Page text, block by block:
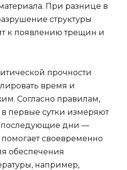
При разнице в
структуры
к появлению трещин и
прочности
время и
Согласно правилам,
в первые сутки измеряют
последующие дни —
своевременно
обеспечения
например,